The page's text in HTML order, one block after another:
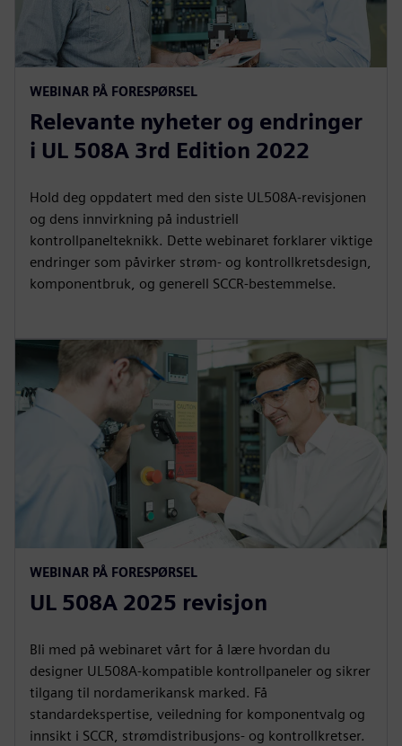
WEBINAR PÅ FORESPØRSEL
Relevante nyheter og endringer
i UL 508A 3rd Edition 2022
Hold deg oppdatert med den siste UL508A-revisjonen
og dens innvirkning på industriell
kontrollpanelteknikk. Dette webinaret forklarer viktige
endringer som påvirker strøm- og kontrollkretsdesign,
komponentbruk, og generell SCCR-bestemmelse.
WEBINAR PÅ FORESPØRSEL
UL 508A 2025 revisjon
Bli med på webinaret vårt for å lære hvordan du
designer UL508A-kompatible kontrollpaneler og sikrer
tilgang til nordamerikansk marked. Få
standardekspertise, veiledning for komponentvalg og
innsikt i SCCR, strømdistribusjons- og kontrollkretser.